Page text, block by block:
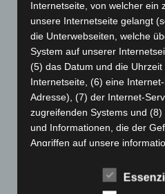
Januar 2024(111)
Dezember 2023(130)
November 2023 (130)
Oktober 2023(114)
September 2023(133)
August 2023(134)
Juli 2023(118)
Internetseite, von welcher ein
unsere Internetseite gelangt
die Unterwebseiten, welche
System auf unserer
(5) das Datum und die
Internetseite, (6) eine
Adresse), (7) der Internet-
zugreifenden Systems und
und Informationen, die der
Angriffen auf unsere
Bei der Nutzung dieser